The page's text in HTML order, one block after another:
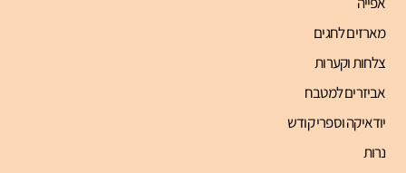
מארזים לחגים
צלחות וקערות
אביזרים למטבח
יודאיקה וספרי קודש
נרות